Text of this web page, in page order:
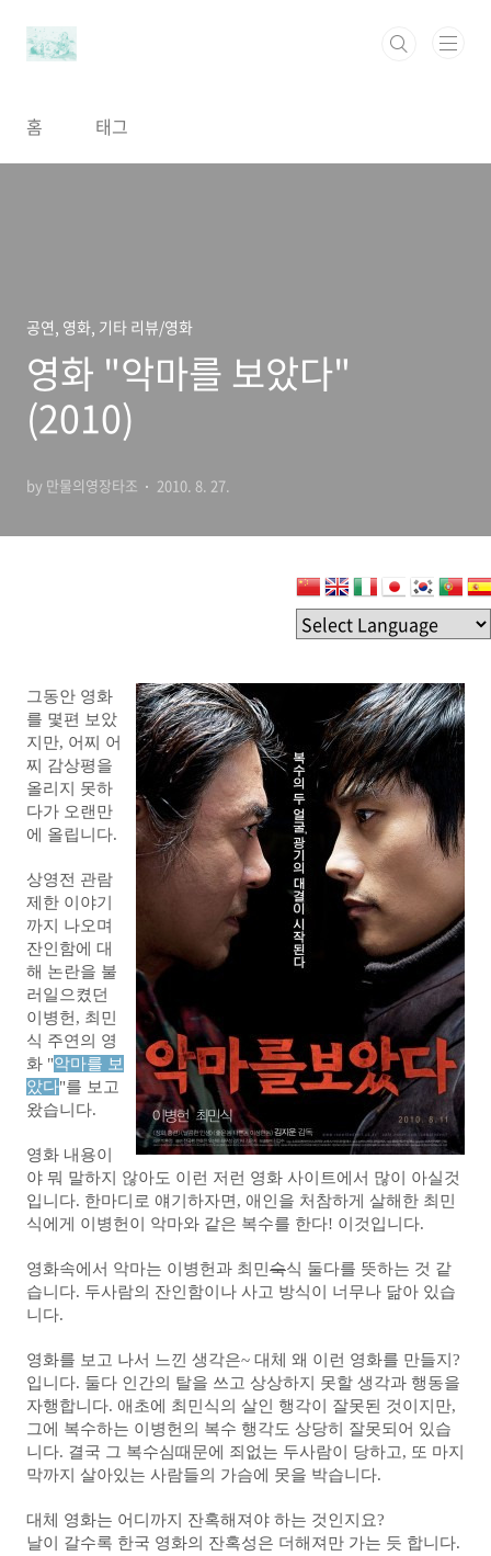
홈 태그
공연, 영화, 기타 리뷰/영화
영화 "악마를 보았다"
(2010)
by 만물의영장타조 2010. 8. 27.
그동안 영화
를 몇편 보았
지만, 어찌 어
찌 감상평을
올리지 못하
다가 오랜만
에 올립니다.
상영전 관람
제한 이야기
까지 나오며
잔인함에 대
해 논란을 불
러일으켰던
이병헌, 최민
식 주연의 영
화 "악마를 보
았다"를 보고
왔습니다.
영화 내용이
야 뭐 말하지 않아도 이런 저런 영화 사이트에서 많이 아실것
입니다. 한마디로 얘기하자면, 애인을 처참하게 살해한 최민
식에게 이병헌이 악마와 같은 복수를 한다! 이것입니다.
영화속에서 악마는 이병헌과 최민 숙식 둘다를 뜻하는 것 같
습니다. 두사람의 잔인함이나 사고 방식이 너무나 닮아 있습
니다.
영화를 보고 나서 느낀 생각은~ 대체 왜 이런 영화를 만들지?
입니다. 둘다 인간의 탈을 쓰고 상상하지 못할 생각과 행동을
자행합니다. 애초에 최민식의 살인 행각이 잘못된 것이지만,
그에 복수하는 이병헌의 복수 행각도 상당히 잘못되어 있습
니다. 결국 그 복수심때문에 죄없는 두사람이 당하고, 또 마지
막까지 살아있는 사람들의 가슴에 못을 박습니다.
대체 영화는 어디까지 잔혹해져야 하는 것인지요?
날이 갈수록 한국 영화의 잔혹성은 더해져만 가는 듯 합니다.